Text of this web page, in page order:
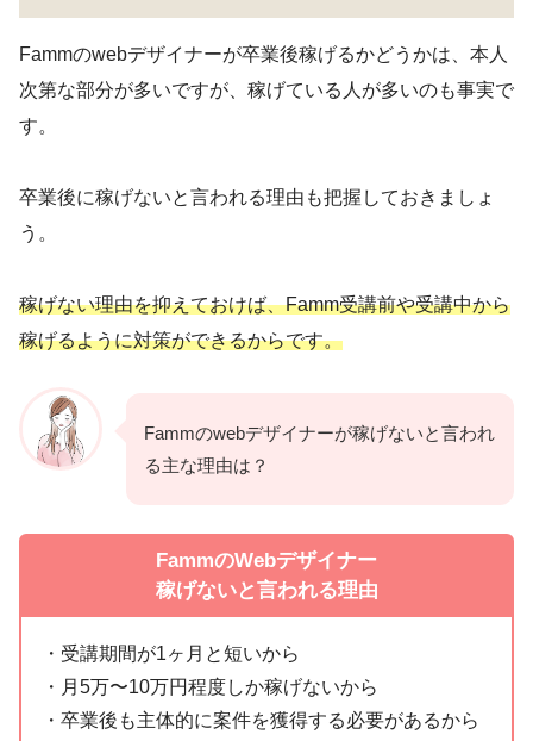
Fammのwebデザイナーが卒業後稼げるかどうかは、本人
次第な部分が多いですが、稼げている人が多いのも事実で
す。
卒業後に稼げないと言われる理由も把握しておきましょ
う。
稼げない理由を抑えておけば、Famm受講前や受講中から
稼げるように対策ができるからです。
Fammのwebデザイナーが稼げないと言われ
る主な理由は？
FammのWebデザイナー
稼げないと言われる理由
・受講期間が1ヶ月と短いから
・月5万〜10万円程度しか稼げないから
・卒業後も主体的に案件を獲得する必要があるから